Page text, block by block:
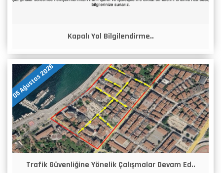
Kapalı Yol Bilgilendirme..
05 Ağustos 2026
Trafik Güvenliğine Yönelik Çalışmalar Devam Ed..